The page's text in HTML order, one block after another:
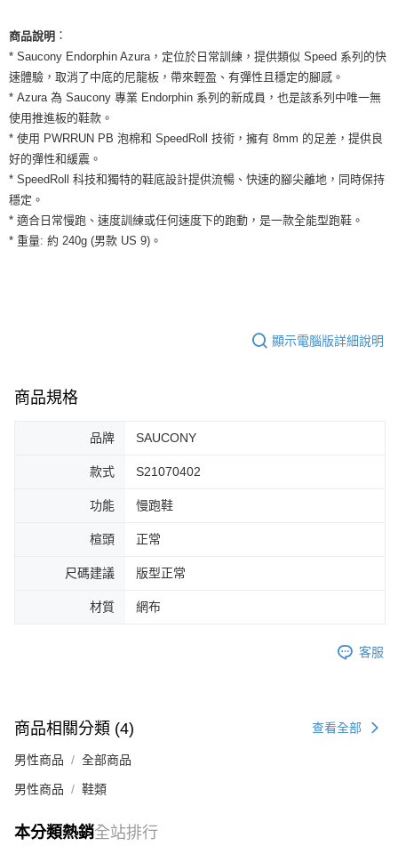
便利好安心！
１．簡單：不需註冊會員、不需綁卡、不需儲值。
２．便利：只要手機號碼，簡訊認證，即可結帳。
３．安心：先確認商品／服務後，再付款。
【「AFTEE先享後付」結帳流程】
１．於結帳方式選擇「AFTEE先享後付」後，將跳轉至「AFTEE先享後付」
結帳頁面，進行簡訊認證並確認金額後，即可完成結帳。
２．訂單成立數日內，您將收到繳費通知簡訊。
３．收到繳費通知簡訊後14天內，點擊此簡訊中的連結，可透過四大超商／
ATM／網路銀行／等多元方式進行付款，方視為交易完成。
※ 請注意：結帳手續完成當下不需立刻繳費，但若您需要取消訂單，請聯絡
購買商品的店家。未經商家同意取消之訂單仍視為有效，需透過AFTEE先享
後付繳納相關費用。
１．透過由恩沛科技股份有限公司提供之「AFTEE先享後付」服務完成之交
易，需依本服務之必要範圍內提供個人資料，並將交易相關給付款項請求債
https://aftee.tw/terms/#terms3
「AFTEE先享後付」，若未經同意申辦者引起之損失，本公司不負相關責
時審查核予不同之上限額度；若仍有額度不足之情形，本公司將視審查結果
５．嚴禁一人註冊多個帳號或使用他人資訊註冊。若發現惡意使用之情形，
運送方式
全家取貨付款
每筆NT$60，滿NT$1,500(含以上)免運費
付款後全家取貨
每筆NT$60，滿NT$1,500(含以上)免運費
7-11取貨付款
每筆NT$60，滿NT$1,500(含以上)免運費
商品說明 ：
* Saucony Endorphin Azura，定位於日常訓練，提供類似 Speed 系列的快
速體驗，取消了中底的尼龍板，帶來輕盈、有彈性且穩定的腳感。
* Azura 為 Saucony 專業 Endorphin 系列的新成員，也是該系列中唯一無
使用推進板的鞋款。
* 使用 PWRRUN PB 泡棉和 SpeedRoll 技術，擁有 8mm 的足差，提供良
好的彈性和緩震。
* SpeedRoll 科技和獨特的鞋底設計提供流暢、快速的腳尖離地，同時保持
穩定。
* 適合日常慢跑、速度訓練或任何速度下的跑動，是一款全能型跑鞋。
* 重量: 約 240g (男款 US 9)。
顯示電腦版詳細說明
商品規格
品牌 SAUCONY
款式 S21070402
功能 慢跑鞋
楦頭 正常
尺碼建議 版型正常
材質 網布
客服
商品相關分類 (4) 查看全部
男性商品 全部商品
男性商品 鞋類
本分類熱銷全站排行